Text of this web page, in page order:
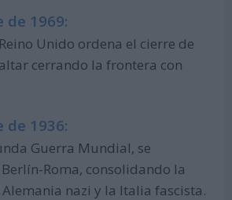
de 1969:
Unido ordena el cierre de
cerrando la frontera con
de 1936:
Guerra Mundial, se
Roma, consolidando la
nazi y la Italia fascista.